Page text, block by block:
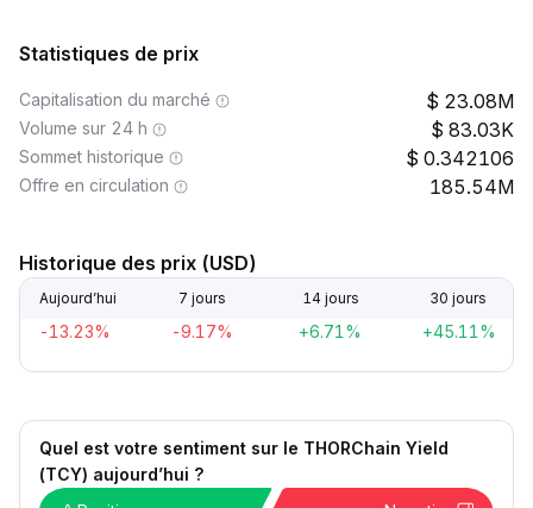
Statistiques de prix
Capitalisation du marché 23.08M
Volume sur 24 h 83.03K
Sommet historique 0.342106
Offre en circulation 185.54M
Historique des prix (USD)
Aujourd’hui 7 jours 14 jours 30 jours
-13.23% -9.17% +6.71% +45.11%
Quel est votre sentiment sur le THORChain Yield
(TCY) aujourd’hui ?